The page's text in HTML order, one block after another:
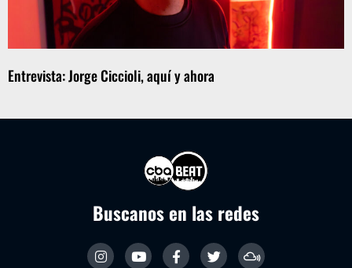
Entrevista: Jorge Ciccioli, aquí y ahora
Buscanos en las redes